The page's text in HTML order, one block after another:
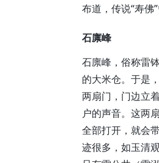
布道，传说“寿佛
石廪峰
石廪峰，俗称雷
的大米仓。于是
两扇门，门边立
户的声音。这两
全部打开，就会
迹很多，如玉清